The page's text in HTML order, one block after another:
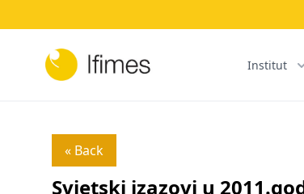
Institut
« Back
Svjetski izazovi u